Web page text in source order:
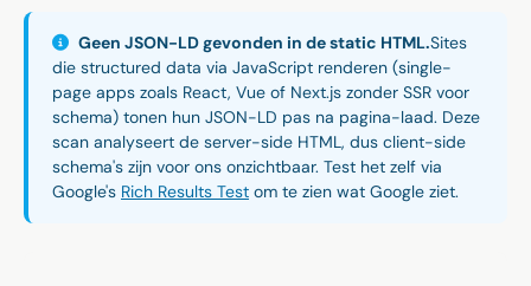
Geen JSON-LD gevonden in de static HTML.Sites
die structured data via JavaScript renderen (single-
page apps zoals React, Vue of Next.js zonder SSR voor
schema) tonen hun JSON-LD pas na pagina-laad. Deze
scan analyseert de server-side HTML, dus client-side
schema's zijn voor ons onzichtbaar. Test het zelf via
Google's Rich Results Test om te zien wat Google ziet.